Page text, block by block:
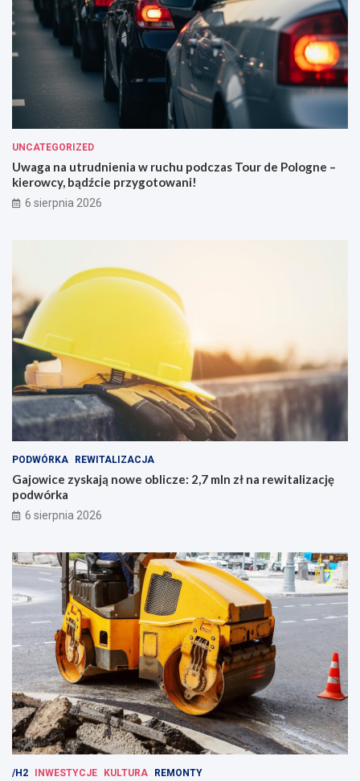
UNCATEGORIZED
Uwaga na utrudnienia w ruchu podczas Tour de Pologne –
kierowcy, bądźcie przygotowani!
6 sierpnia 2026
PODWÓRKA REWITALIZACJA
Gajowice zyskają nowe oblicze: 2,7 mln zł na rewitalizację
podwórka
6 sierpnia 2026
/H2 INWESTYCJE KULTURA REMONTY